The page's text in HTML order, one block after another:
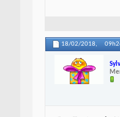
18/02/2018,
Sylv